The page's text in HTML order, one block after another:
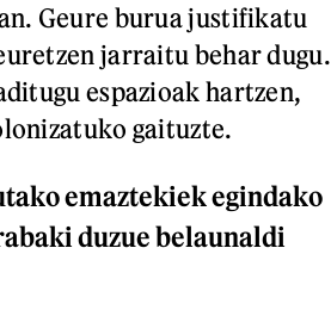
Geure burua justifikatu
jarraitu behar dugu.
espazioak hartzen,
gaituzte.
emaztekiek egindako
duzue belaunaldi